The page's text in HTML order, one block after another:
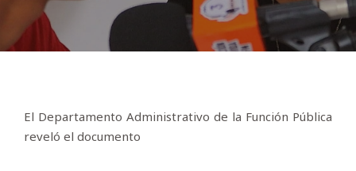
El Departamento Administrativo de la Función Pública
reveló el documento